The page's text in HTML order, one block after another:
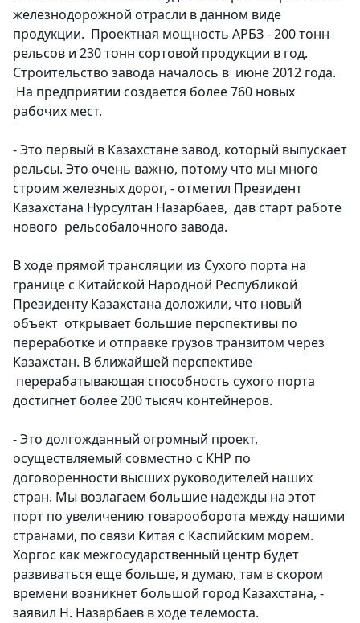
железнодорожной отрасли в данном виде
продукции. Проектная мощность АРБЗ - 200 тонн
рельсов и 230 тонн сортовой продукции в год.
Строительство завода началось в июне 2012 года.
На предприятии создается более 760 новых
рабочих мест.
- Это первый в Казахстане завод, который выпускает
рельсы. Это очень важно, потому что мы много
строим железных дорог, - отметил Президент
Казахстана Нурсултан Назарбаев, дав старт работе
нового рельсобалочного завода.
В ходе прямой трансляции из Сухого порта на
границе с Китайской Народной Республикой
Президенту Казахстана доложили, что новый
объект открывает большие перспективы по
переработке и отправке грузов транзитом через
Казахстан. В ближайшей перспективе
перерабатывающая способность сухого порта
достигнет более 200 тысяч контейнеров.
- Это долгожданный огромный проект,
осуществляемый совместно с КНР по
договоренности высших руководителей наших
стран. Мы возлагаем большие надежды на этот
порт по увеличению товарооборота между нашими
странами, по связи Китая с Каспийским морем.
Хоргос как межгосударственный центр будет
развиваться еще больше, я думаю, там в скором
времени возникнет большой город Казахстана, -
заявил Н. Назарбаев в ходе телемоста.